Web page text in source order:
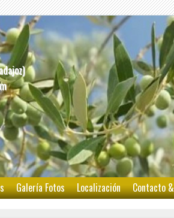
Galería Fotos Localización Contacto